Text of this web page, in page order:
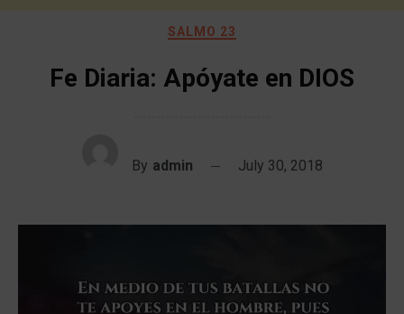
SALMO 23
Fe Diaria: Apóyate en DIOS
By admin July 30, 2018